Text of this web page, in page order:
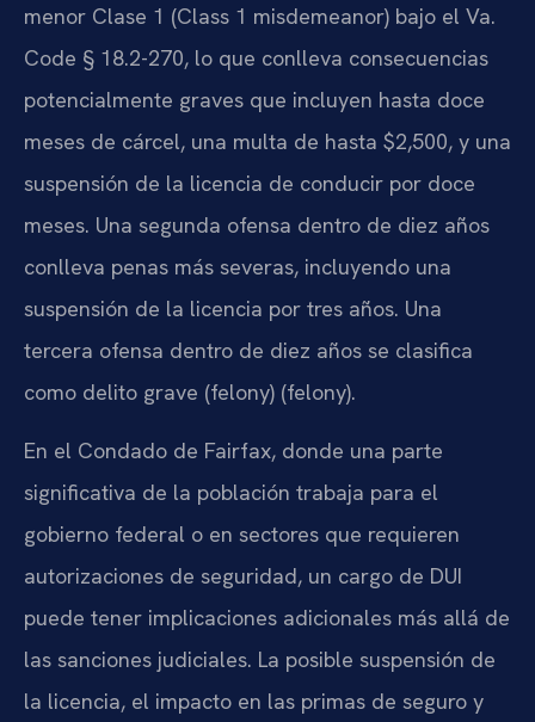
menor Clase 1 (Class 1 misdemeanor) bajo el Va.
Code § 18.2-270, lo que conlleva consecuencias
potencialmente graves que incluyen hasta doce
meses de cárcel, una multa de hasta $2,500, y una
suspensión de la licencia de conducir por doce
meses. Una segunda ofensa dentro de diez años
conlleva penas más severas, incluyendo una
suspensión de la licencia por tres años. Una
tercera ofensa dentro de diez años se clasifica
como delito grave (felony) (felony).
En el Condado de Fairfax, donde una parte
significativa de la población trabaja para el
gobierno federal o en sectores que requieren
autorizaciones de seguridad, un cargo de DUI
puede tener implicaciones adicionales más allá de
las sanciones judiciales. La posible suspensión de
la licencia, el impacto en las primas de seguro y